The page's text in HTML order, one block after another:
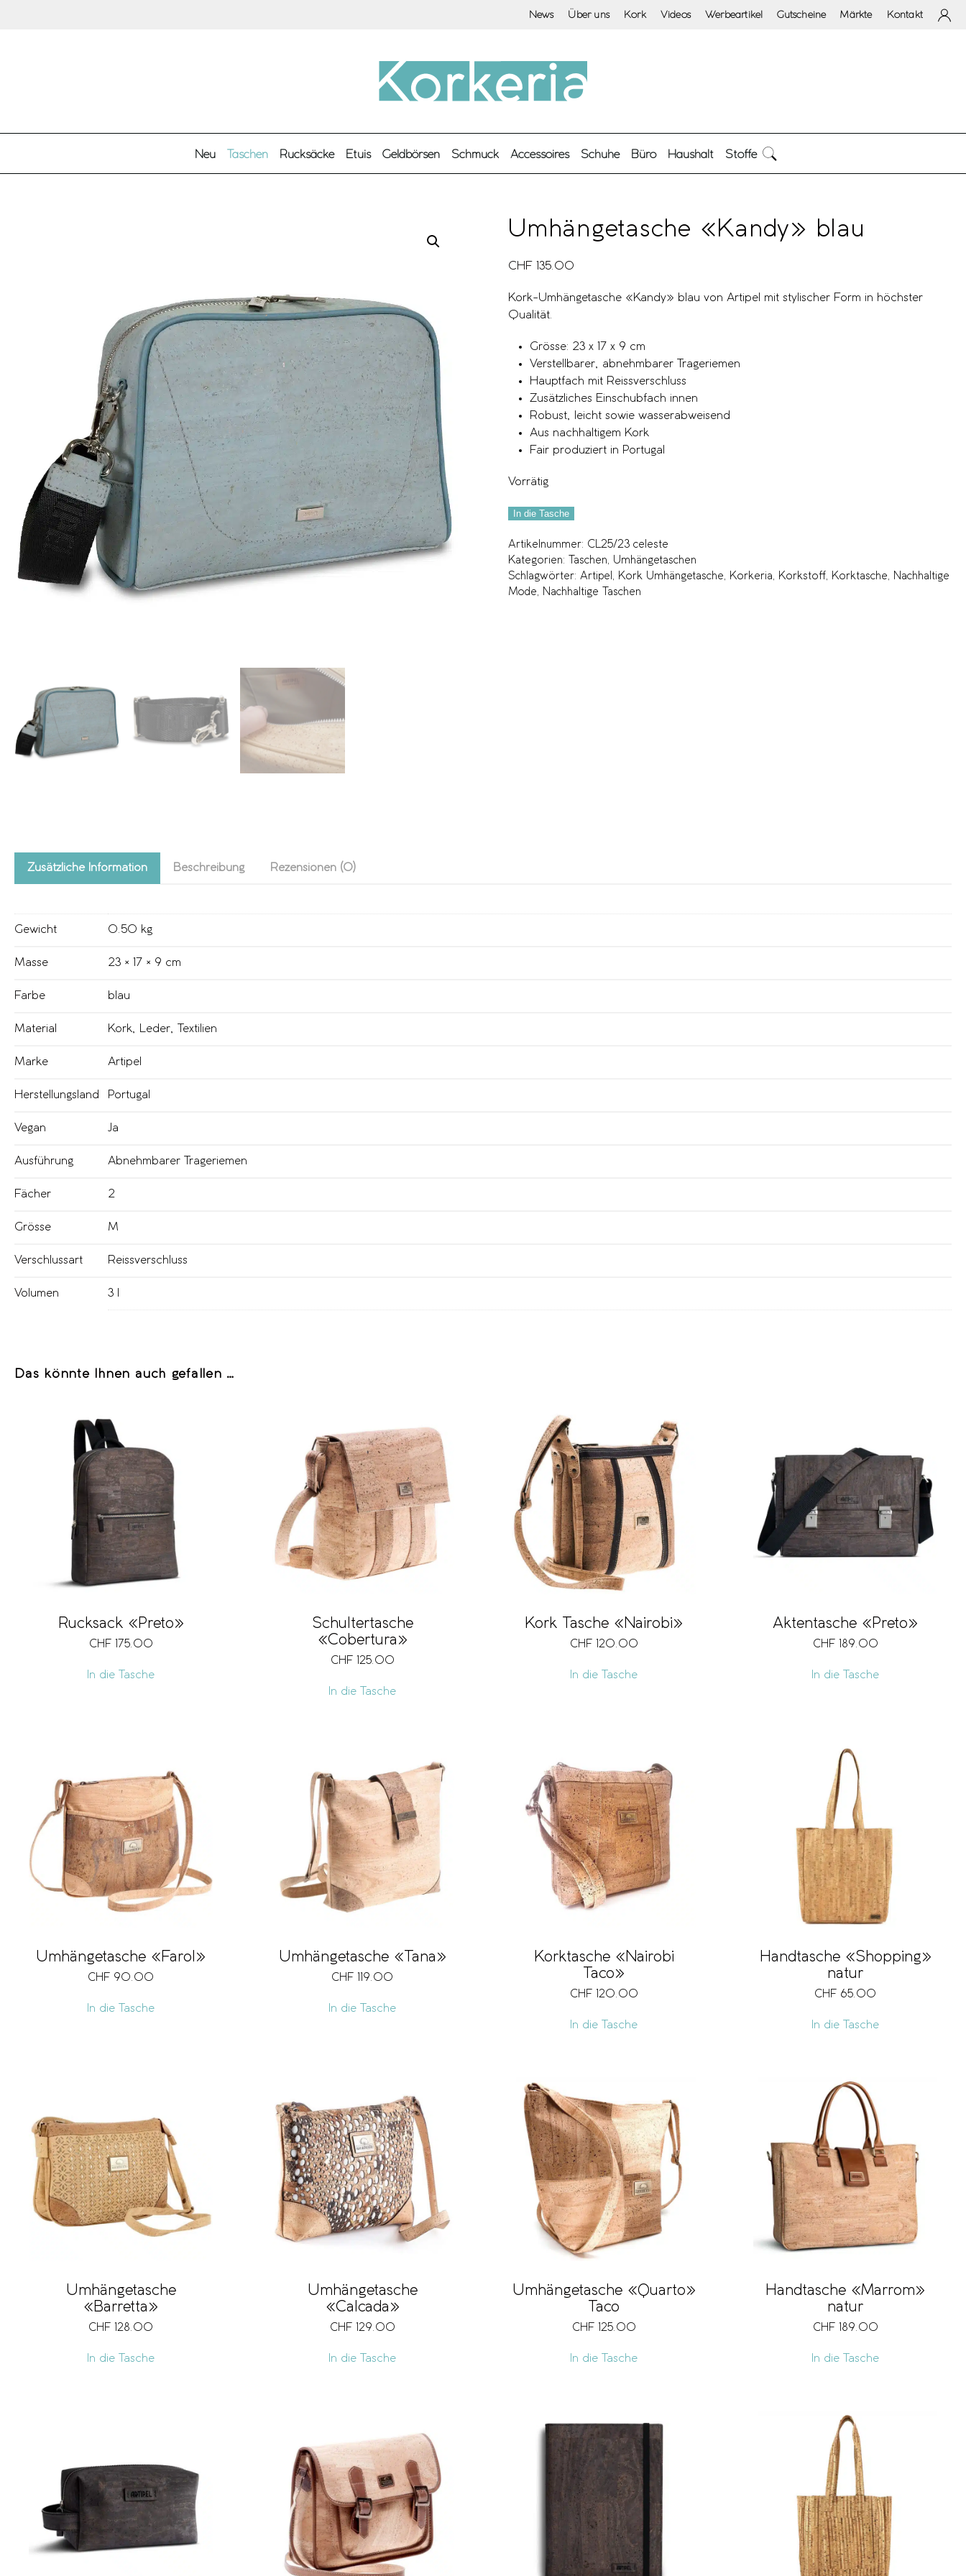
News Über uns Kork Videos Werbeartikel Gutscheine Märkte Kontakt
Neu Taschen Rucksäcke Etuis Geldbörsen Schmuck Accessoires Schuhe Büro Haushalt Stoffe
Umhängetasche «Kandy» blau
CHF 135.00
Kork-Umhängetasche «Kandy» blau von Artipel mit stylischer Form in höchster
Qualität.
Grösse: 23 x 17 x 9 cm
Verstellbarer, abnehmbarer Trageriemen
Hauptfach mit Reissverschluss
Zusätzliches Einschubfach innen
Robust, leicht sowie wasserabweisend
Aus nachhaltigem Kork
Fair produziert in Portugal
Vorrätig
In die Tasche
Artikelnummer: CL25/23 celeste
Kategorien:
Taschen, Umhängetaschen
Schlagwörter: Artipel , Kork Umhängetasche, Korkeria, Korkstoff, Korktasche,
Nachhaltige
Mode, Nachhaltige Taschen
Zusätzliche Information Beschreibung Rezensionen (0)
Gewicht 0.50 kg
Masse 23 × 17 × 9 cm
Farbe blau
Material Kork, Leder, Textilien
Marke Artipel
Herstellungsland Portugal
Vegan Ja
Ausführung Abnehmbarer Trageriemen
Fächer 2
Grösse M
Verschlussart Reissverschluss
Volumen 3 l
Das könnte Ihnen auch gefallen …
Rucksack «Preto»
CHF 175.00
In die Tasche
Schultertasche
«Cobertura»
CHF 125.00
In die Tasche
Kork Tasche «Nairobi»
CHF 120.00
In die Tasche
Aktentasche «Preto»
CHF 189.00
In die Tasche
Umhängetasche «Farol»
CHF 90.00
In die Tasche
Umhängetasche «Tana»
CHF 119.00
In die Tasche
Korktasche «Nairobi
Taco»
CHF 120.00
In die Tasche
Handtasche «Shopping»
natur
CHF 65.00
In die Tasche
Umhängetasche
«Barretta»
CHF 128.00
In die Tasche
Umhängetasche
«Calcada»
CHF 129.00
In die Tasche
Umhängetasche «Quarto»
Taco
CHF 125.00
In die Tasche
Handtasche «Marrom»
natur
CHF 189.00
In die Tasche